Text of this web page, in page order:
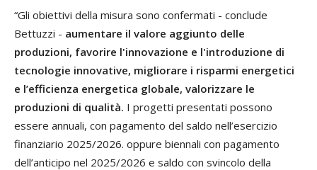
“Gli obiettivi della misura sono confermati - conclude
Bettuzzi - aumentare il valore aggiunto delle
produzioni, favorire l'innovazione e l'introduzione di
tecnologie innovative, migliorare i risparmi energetici
e l’efficienza energetica globale, valorizzare le
produzioni di qualità. I progetti presentati possono
essere annuali, con pagamento del saldo nell’esercizio
finanziario 2025/2026. oppure biennali con pagamento
dell’anticipo nel 2025/2026 e saldo con svincolo della